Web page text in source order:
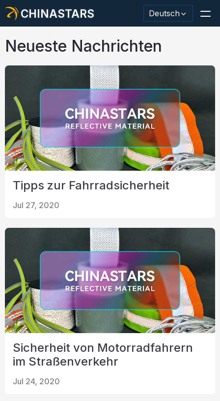
CHINASTARS Deutsch
Reflektierendes Material / Klebeband
Modischer reflektierender Stoff
Sicherheitskleidung
Im Dunkeln leuchtendes Material
Industrieller Waschbesatz
Über CHINASTARS
Neues Produkt
Zertifikat
Video
Kontakt
Neueste Nachrichten
Tipps zur Fahrradsicherheit
Jul 27, 2020
Sicherheit von Motorradfahrern
im Straßenverkehr
Jul 24, 2020